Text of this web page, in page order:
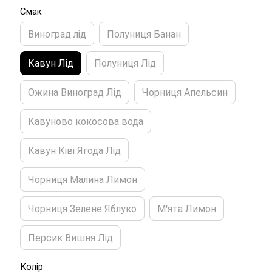
Смак
Виноград лід Полуниця Банан
Кавун Лід Полуниця Лід
Ожина Виноград Лід Чорниця Апельсин
Кавуново кокосова вода
Кавун Ківі Ягода Лід
Чорниця Малина Лимон
Чорниця Зелене Яблуко М'ята Лимон
Персик Вишня Лід
Колір